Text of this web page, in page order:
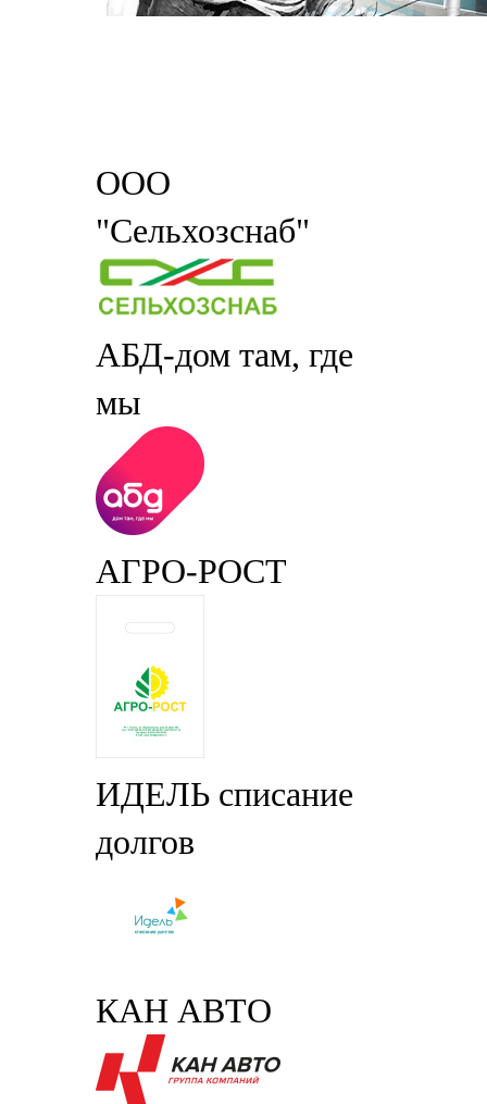
ООО
"Сельхозснаб"
АБД-дом там, где
мы
АГРО-РОСТ
ИДЕЛЬ списание
долгов
КАН АВТО